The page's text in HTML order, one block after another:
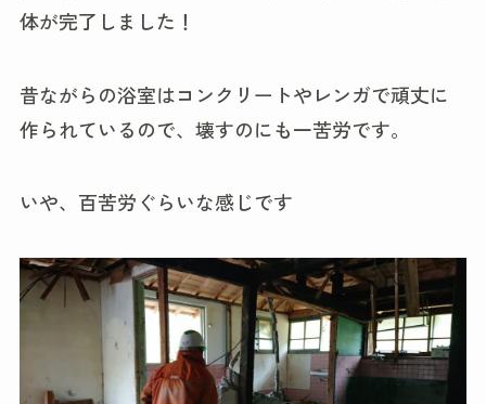
体が完了しました！
昔ながらの浴室はコンクリートやレンガで頑丈に
作られているので、壊すのにも一苦労です。
いや、百苦労ぐらいな感じです